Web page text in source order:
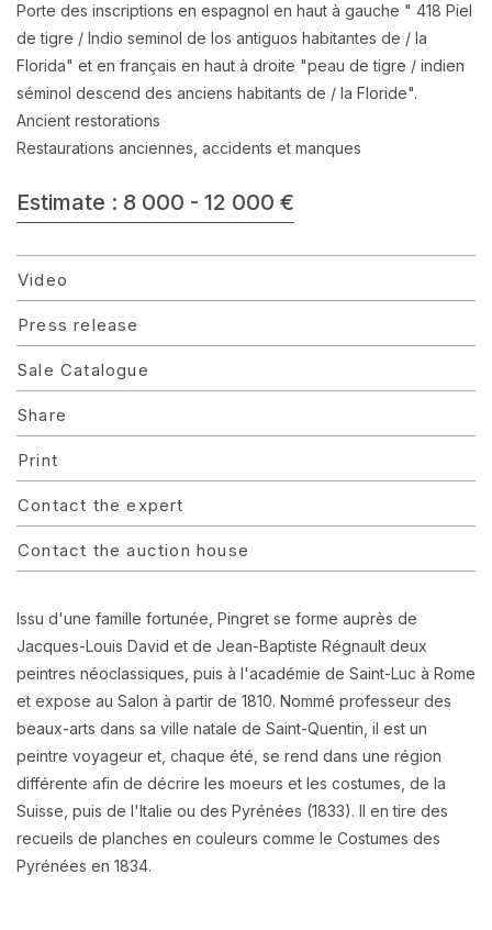
Porte des inscriptions en espagnol en haut à gauche " 418 Piel
de tigre / Indio seminol de los antiguos habitantes de / la
Florida" et en français en haut à droite "peau de tigre / indien
séminol descend des anciens habitants de / la Floride".
Ancient restorations
Restaurations anciennes, accidents et manques
Estimate : 8 000 - 12 000 €
Video
Press release
Sale Catalogue
Share
Print
Contact the expert
Contact the auction house
Issu d'une famille fortunée, Pingret se forme auprès de
Jacques-Louis David et de Jean-Baptiste Régnault deux
peintres néoclassiques, puis à l'académie de Saint-Luc à Rome
et expose au Salon à partir de 1810. Nommé professeur des
beaux-arts dans sa ville natale de Saint-Quentin, il est un
peintre voyageur et, chaque été, se rend dans une région
différente afin de décrire les moeurs et les costumes, de la
Suisse, puis de l'Italie ou des Pyrénées (1833). Il en tire des
recueils de planches en couleurs comme le Costumes des
Pyrénées en 1834.